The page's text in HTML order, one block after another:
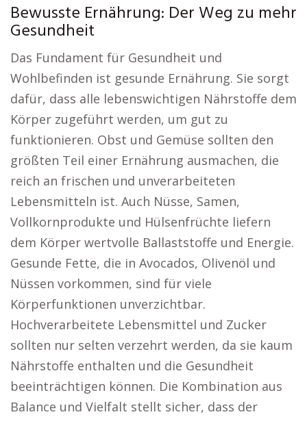
Bewusste Ernährung: Der Weg zu mehr
Gesundheit
Das Fundament für Gesundheit und
Wohlbefinden ist gesunde Ernährung. Sie sorgt
dafür, dass alle lebenswichtigen Nährstoffe dem
Körper zugeführt werden, um gut zu
funktionieren. Obst und Gemüse sollten den
größten Teil einer Ernährung ausmachen, die
reich an frischen und unverarbeiteten
Lebensmitteln ist. Auch Nüsse, Samen,
Vollkornprodukte und Hülsenfrüchte liefern
dem Körper wertvolle Ballaststoffe und Energie.
Gesunde Fette, die in Avocados, Olivenöl und
Nüssen vorkommen, sind für viele
Körperfunktionen unverzichtbar.
Hochverarbeitete Lebensmittel und Zucker
sollten nur selten verzehrt werden, da sie kaum
Nährstoffe enthalten und die Gesundheit
beeinträchtigen können. Die Kombination aus
Balance und Vielfalt stellt sicher, dass der